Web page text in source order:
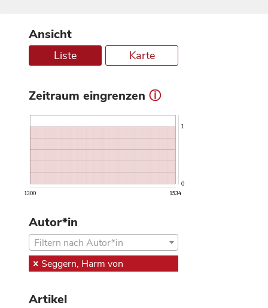
Ansicht
Liste Karte
Zeitraum eingrenzen ⓘ
1300 1534
0
1
Autor*in
Filtern nach Autor*in
Seggern, Harm von
Artikel